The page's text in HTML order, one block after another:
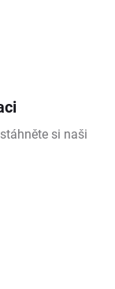
si naši